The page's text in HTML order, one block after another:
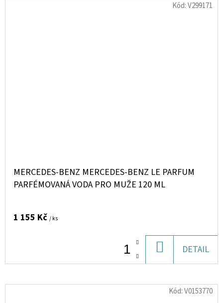
MERCEDES-BENZ MERCEDES-BENZ LE PARFUM
PARFÉMOVANÁ VODA PRO MUŽE 120 ML
1 155 Kč / ks
KOŠÍKU
DETAIL
Kód:V299171
Kód:V0153770